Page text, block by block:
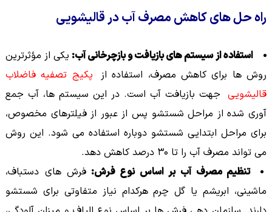
راه حل های کاهش مصرف آب در قالیشویی
استفاده از سیستم های بازیافت و بازچرخانی آب: یکی از مؤثرترین
روش ها برای کاهش مصرف، استفاده از
پکیج تصفیه فاضلاب
قالیشویی جهت بازیافت آب است. در این سیستم ها، آب جمع
آوری شده از مراحل شستشو پس از عبور از فیلترهای مخصوص،
برای مراحل ابتدایی شستشو دوباره استفاده می شود. این روش
می تواند مصرف آب را تا ۳۰ درصد کاهش دهد.
تنظیم مصرف آب بر اساس نوع فرش: فرش های دستباف،
ماشینی، ابریشم یا گل چرم هرکدام نیاز متفاوتی برای شستشو